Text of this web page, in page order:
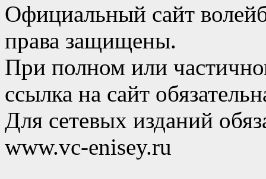
Официальный сайт
права защищены.
При полном или
ссылка на сайт
Для сетевых изданий
www.vc-enisey.ru